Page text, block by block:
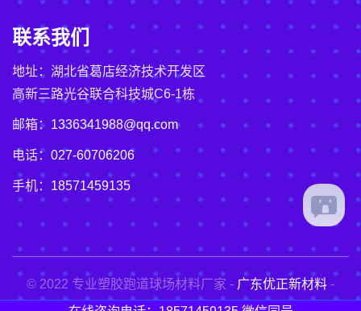
联系我们
地址：湖北省葛店经济技术开发区
高新三路光谷联合科技城C6-1栋
邮箱： 1336341988@qq.com
电话： 027-60706206
手机： 18571459135
© 2022 专业塑胶跑道球场材料厂家 - 广东优正新材料 -
粤ICP备2021017366号-3